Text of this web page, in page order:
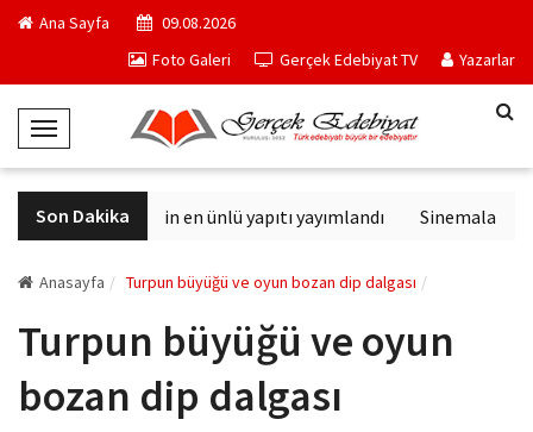
Ana Sayfa
09.08.2026
Foto Galeri
Gerçek Edebiyat TV Yazarlar
T
o
g
g
e
a
i
Son Dakika
Philip K. Dick'in en ünlü yapıtı yayımlandı Sinemalarda
Anasayfa Turpun büyüğü ve oyun bozan dip dalgası
Turpun büyüğü ve oyun
bozan dip dalgası